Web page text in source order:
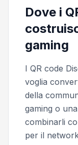
Dove i
gaming
I QR code
voglia
della
gaming o
combinarli
per il